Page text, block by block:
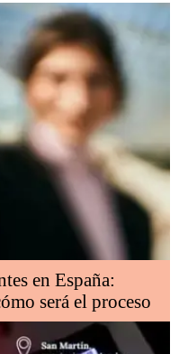
en España:
será el proceso